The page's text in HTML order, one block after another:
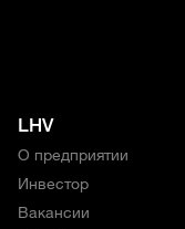
LHV
О предприятии
Инвестор
Вакансии